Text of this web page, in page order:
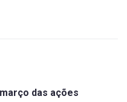
das ações